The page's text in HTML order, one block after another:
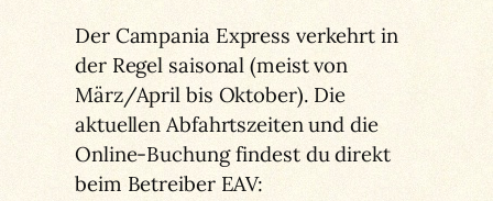
Der Campania Express verkehrt in
der Regel saisonal (meist von
März/April bis Oktober). Die
aktuellen Abfahrtszeiten und die
Online-Buchung findest du direkt
beim Betreiber EAV: